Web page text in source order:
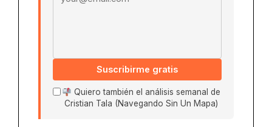
Suscribirme gratis
Quiero también el análisis semanal de
Cristian Tala (Navegando Sin Un Mapa)